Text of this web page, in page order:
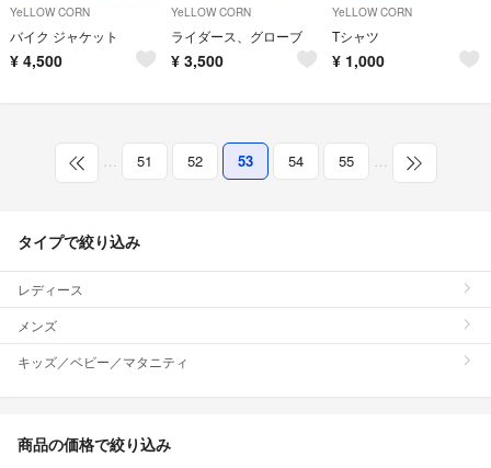
YeLLOW CORN
バイク ジャケット
¥ 4,500
YeLLOW CORN
ライダース、グローブ
¥ 3,500
YeLLOW CORN
Tシャツ
¥ 1,000
… 51 52 53 54 55 …
タイプで絞り込み
レディース
メンズ
キッズ／ベビー／マタニティ
商品の価格で絞り込み